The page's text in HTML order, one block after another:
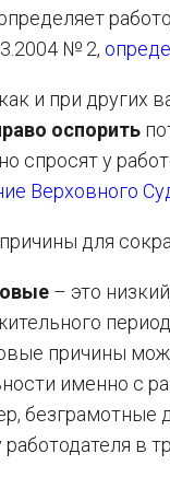
№ 2,
и при других
оспорить
спросят у
Верховного
для
– это
причины
именно с
безграмотные
работодателя в